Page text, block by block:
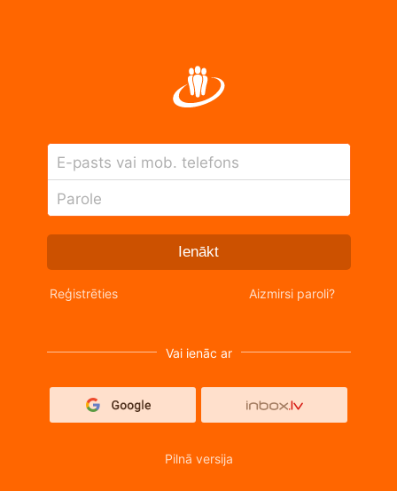
E-pasts vai mob. telefons
Parole
Ienākt
Reģistrēties Aizmirsi paroli?
Vai ienāc ar
Pilnā versija